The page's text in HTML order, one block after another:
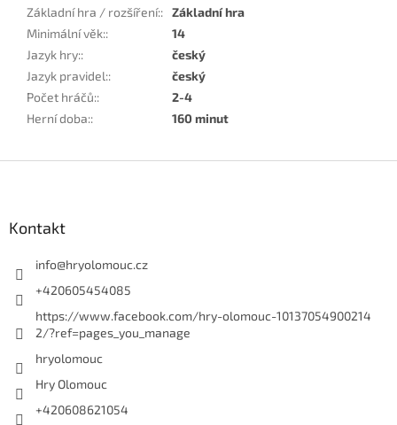
Základní hra / rozšíření:: Základní hra
Minimální věk::
14
Jazyk hry::
český
Jazyk pravidel::
český
Počet hráčů::
2-4
Herní doba:: 160 minut
Kontakt
info@hryolomouc.cz
+420605454085
https://www.facebook.com/hry-olomouc-10137054900214
2/?ref=pages_you_manage
hryolomouc
Hry Olomouc
+420608621054